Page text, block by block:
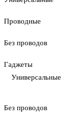
Проводные
Без проводов
Гаджеты
Универсальные
Без проводов